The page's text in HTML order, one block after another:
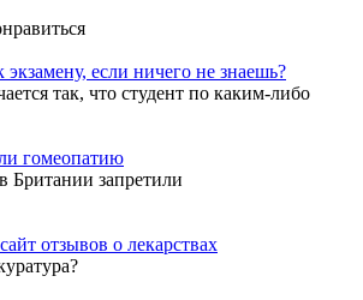
экзамену, если ничего не знаешь?
так, что студент по каким-либо
гомеопатию
Британии запретили
отзывов о лекарствах